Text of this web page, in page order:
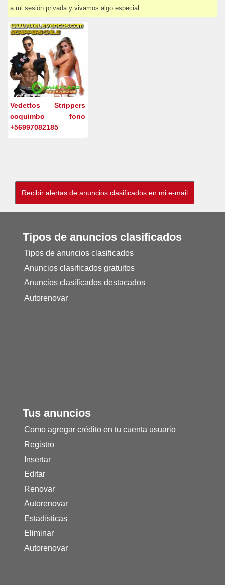
a mi sesión privada y vivamos algo especial.
Vedettos Strippers
coquimbo fono
+56997082185
Tipos de anuncios clasificados
Tipos de anuncios clasificados
Anuncios clasificados gratuitos
Anuncios clasificados destacados
Autorenovar
Tus anuncios
Como agregar crédito en tu cuenta usuario
Registro
Insertar
Editar
Renovar
Autorenovar
Estadísticas
Eliminar
Autorenovar